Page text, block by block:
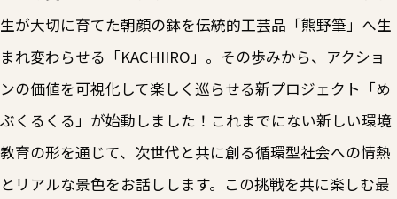
生が大切に育てた朝顔の鉢を伝統的工芸品「熊野筆」へ生
まれ変わらせる「KACHIIRO」。その歩みから、アクショ
ンの価値を可視化して楽しく巡らせる新プロジェクト「め
ぶくるくる」が始動しました！これまでにない新しい環境
教育の形を通じて、次世代と共に創る循環型社会への情熱
とリアルな景色をお話しします。この挑戦を共に楽しむ最